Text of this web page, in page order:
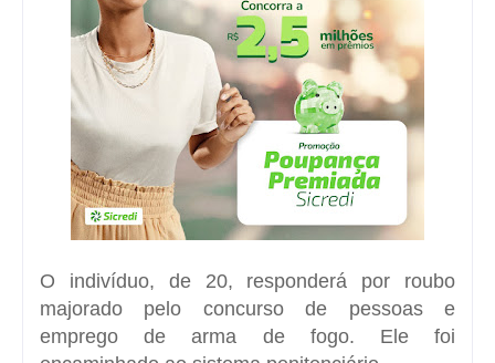
O indivíduo, de 20, responderá por roubo
majorado pelo concurso de pessoas e
emprego de arma de fogo. Ele foi